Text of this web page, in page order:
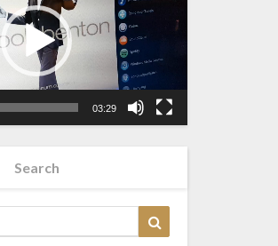
03:29
Search